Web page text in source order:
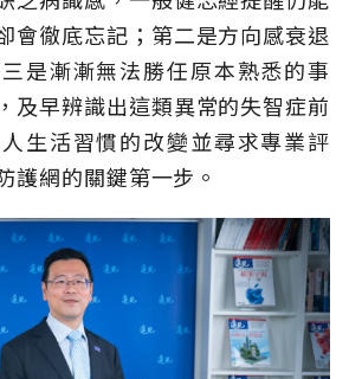
會徹底忘記；第二是方向感衰退
是漸漸無法勝任原本熟悉的事
及早辨識出這類異常的失智症前
生活習慣的改變並尋求專業評
護網的關鍵第一步。